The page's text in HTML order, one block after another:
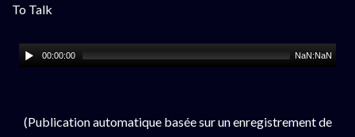
To Talk
00:00:00 NaN:NaN
(Publication automatique basée sur un enregistrement de